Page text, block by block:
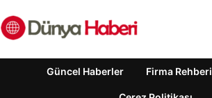
Güncel Haberler Firma Rehberi